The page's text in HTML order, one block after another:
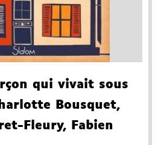
qui vivait sous
Bousquet,
Fleury, Fabien